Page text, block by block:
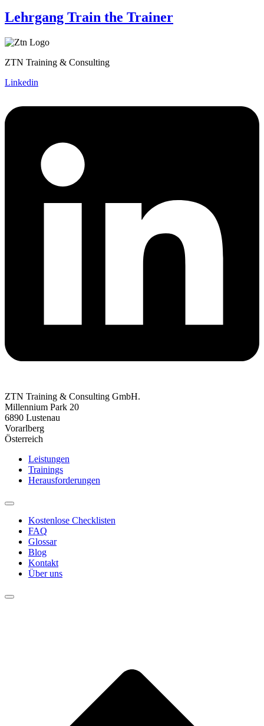
Lehrgang Train the Trainer
ZTN Training & Consulting
Linkedin
ZTN Training & Consulting GmbH.
Millennium Park 20
6890 Lustenau
Vorarlberg
Österreich
Leistungen
Trainings
Herausforderungen
Kostenlose Checklisten
FAQ
Glossar
Blog
Kontakt
Über uns